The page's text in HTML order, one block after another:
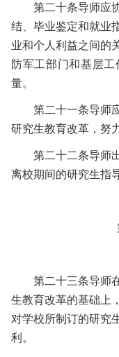
第二十条导师应
结、毕业鉴定和就业
业和个人利益之间的
防军工部门和基层
量。
第二十一条导师
研究生教育改革，努
第二十二条导师
离校期间的研究生指
第二十三条导师
生教育改革的基础上
对学校所制订的研究
利。